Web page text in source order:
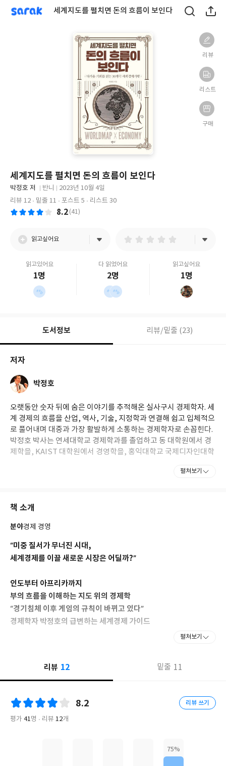
sarak 세계지도를 펼치면 돈의 흐름이 보인다
리뷰
리스트
구매
세계지도를 펼치면 돈의 흐름이 보인다
글
쓴
박정호 저
출
판
사
반니
판
일
2023년 10월 4일
리뷰 12
밑줄 11 포스트 5 리스트 30
8.2 (41)
읽고싶어요
읽고있어요
1명
다 읽었어요
2명
읽고싶어요
1명
도서정보 리뷰/밑줄 (23)
저자
박정호
오랫동안 숫자 뒤에 숨은 이야기를 추적해온 실사구시 경제학자. 세
계 경제의 흐름을 산업, 역사, 기술, 지정학과 연결해 쉽고 입체적으
로 풀어내며 대중과 가장 활발하게 소통하는 경제학자로 손꼽힌다.
박정호 박사는 연세대학교 경제학과를 졸업하고 동 대학원에서 경
제학을, KAIST 대학원에서 경영학을, 홍익대학교 국제디자인대학
과 교수이자 한국경제산업연구원 부원장으로 재직 중이다.
업, 기술 분야를 넘나드는 다양한 연구 프로젝트에 참여해왔다. 특
찰로 주목받고 있다.
MBC <박정호의 손에 잡히는 경제 플러스>와 유튜브 <박정호 교수
의 여의도멘션>을 통해 세계 경제와 산업 이슈를 쉽고 흥미롭게 전
달하고 있다. 복잡한 경제 현상을 사람 사는 이야기로 풀어내는 그의
받는다.
지은 책으로는 《아주 경제적인 하루》 《10분 경제》 《퇴근길
인문학 수업》(공저) 《경제학자의 인문학서재》 《세계지도를 펼
치면 돈의 흐름이 보인다》 등이 있다.
펼쳐보기
책 소개
분야경제 경영
“미중 질서가 무너진 시대,
세계경제를 이끌 새로운 시장은 어딜까?”
인도부터 아프리카까지
부의 흐름을 이해하는 지도 위의 경제학
“경기침체 이후 게임의 규칙이 바뀌고 있다”
경제학자 박정호의 급변하는 세계경제 가이드
결정했고, 중국이란 거대 소비시장은 세계의 저물가 기조를 떠받칠
수 있을 정도였기 때문이다. 우리나라 경제가 1998년 외환위기를
빠르게 회복한 배경에도 국내 기업들에 수많은 기회를 제공한 중국
의 소비 시장이 있었다.
하는 보호무역 기조로 돌아서고 있으며, 미국이 소수의 최상위 국가
펼쳐보기
리뷰 12 밑줄 11
8.2
평가 41명 리뷰 12개
리뷰 쓰기